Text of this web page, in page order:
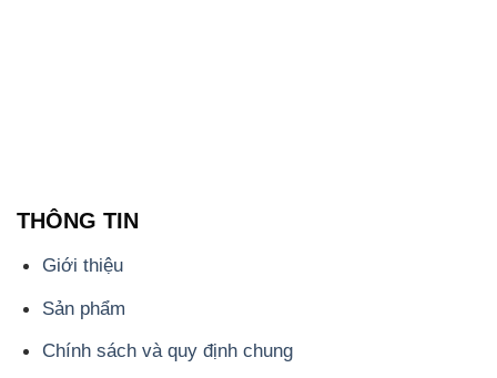
THÔNG TIN
Giới thiệu
Sản phẩm
Chính sách và quy định chung